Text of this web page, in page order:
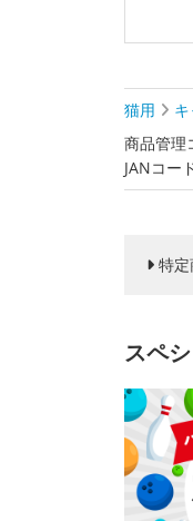
猫用
商品管理
JANコー
特
スペ